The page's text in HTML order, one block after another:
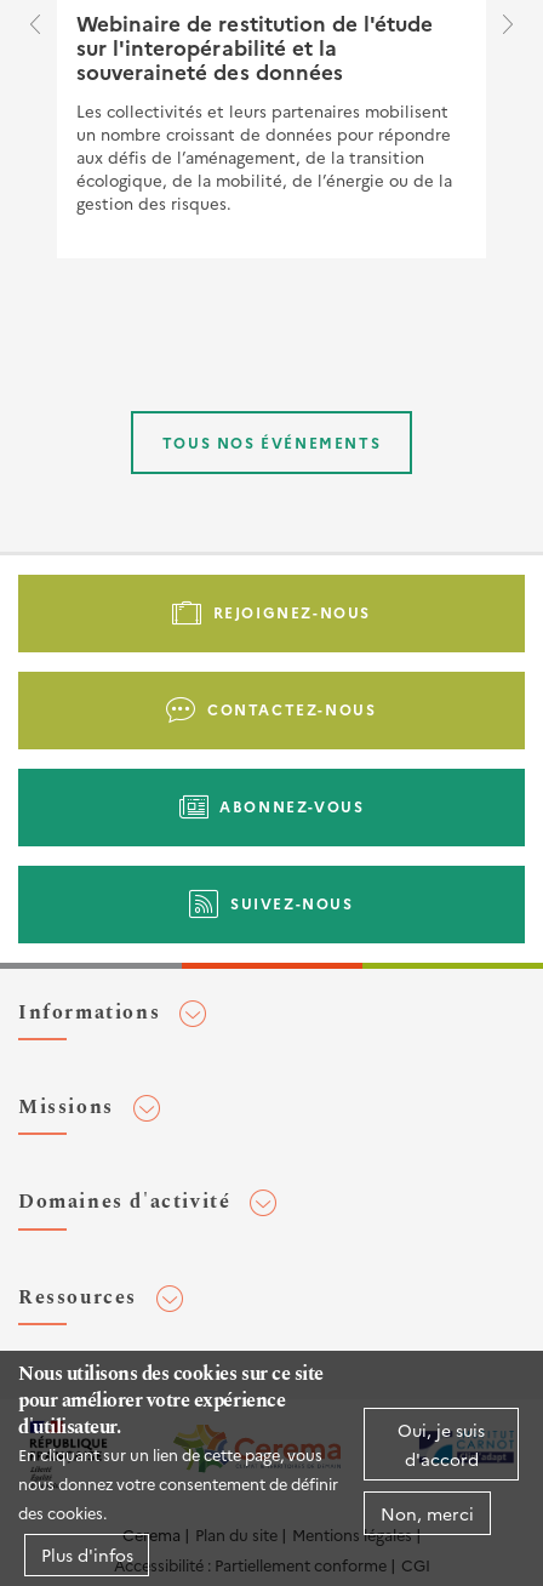
Nous utilisons des cookies sur ce site
pour améliorer votre expérience
d'utilisateur.
En cliquant sur un lien de cette page, vous
nous donnez votre consentement de définir
des cookies.
Plus d'infos
Oui, je suis
d'accord
Non, merci
Webinaire de restitution de l'étude
sur l'interopérabilité et la
souveraineté des données
Les collectivités et leurs partenaires mobilisent
un nombre croissant de données pour répondre
aux défis de l’aménagement, de la transition
écologique, de la mobilité, de l’énergie ou de la
gestion des risques.
TOUS NOS ÉVÉNEMENTS
Pied
-
REJOIGNEZ-NOUS
CONTACTEZ-NOUS
ABONNEZ-VOUS
SUIVEZ-NOUS
Informations
Flux RSS
Veilles et newsletters
Expertises Territoires
Plateforme de données ouvertes
Espace presse
Missions
Normalisation
Domaines d'activité
Mobilités
Infrastructures de transport
Environnement et risques
Mer et littoral
Ressources
Editions
Rapports d'étude
Publications HAL
Documentation routière (DTRF)
Logiciels & apps
Sites web
Cerema Plan du site
Mentions légales
Accessibilité : Partiellement conforme
CGI